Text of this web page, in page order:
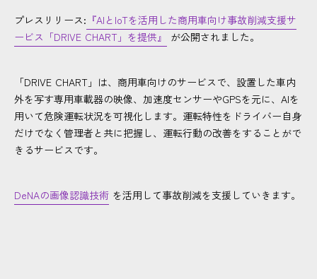
プレスリリース: 『AIとIoTを活用した商用車向け事故削減支援サ
ービス「DRIVE CHART」を提供』
が公開されました。
「DRIVE CHART」は、商用車向けのサービスで、設置した車内
外を写す専用車載器の映像、加速度センサーやGPSを元に、AIを
用いて危険運転状況を可視化します。運転特性をドライバー自身
だけでなく管理者と共に把握し、運転行動の改善をすることがで
きるサービスです。
DeNAの画像認識技術 を活用して事故削減を支援していきます。